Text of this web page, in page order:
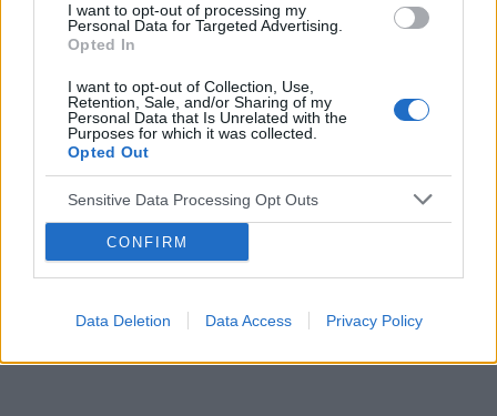
I want to opt-out of processing my
Personal Data for Targeted Advertising.
Opted In
I want to opt-out of Collection, Use,
Retention, Sale, and/or Sharing of my
Personal Data that Is Unrelated with the
Purposes for which it was collected.
Opted Out
Sensitive Data Processing Opt Outs
CONFIRM
Data Deletion Data Access Privacy Policy